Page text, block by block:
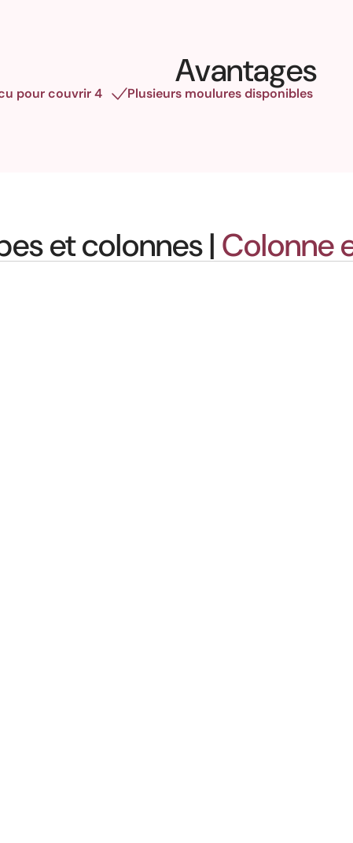
Avantages
pour couvrir 4
Plusieurs moulures disponibles
et colonnes | Colonne